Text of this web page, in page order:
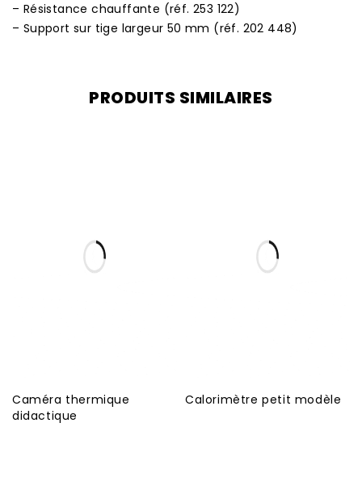
– Résistance chauffante (réf. 253 122)
– Support sur tige largeur 50 mm (réf. 202 448)
PRODUITS SIMILAIRES
Caméra thermique
didactique
Calorimètre petit modèle